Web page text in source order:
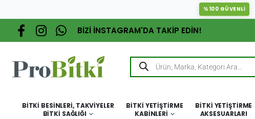
%100 GÜVENLİ
BİZİ İNSTAGRAM'DA TAKİP EDİN!
BITKI BESINLERI, TAKVIYELER
BITKI SAĞLIĞI
BITKI YETIŞTIRME
KABINLERI
BITKI YETIŞTIRME
AKSESUARLARI